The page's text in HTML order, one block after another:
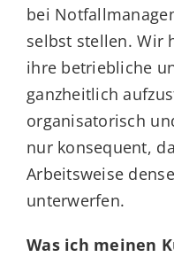
bei
selbst stellen. Wir
ihre betriebliche
ganzheitlich
organisatorisch
nur konsequent,
Arbeitsweise
unterwerfen.
Was ich meinen